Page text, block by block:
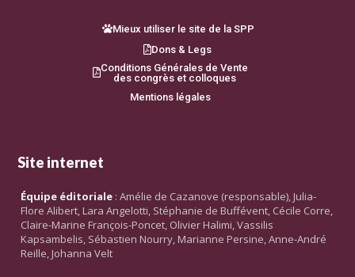
Mieux utiliser le site de la SPP
Dons & Legs
Conditions Générales de Vente
des congrès et colloques
Mentions légales
Site internet
Équipe éditoriale : Amélie de Cazanove (responsable), Julia-
Flore Alibert, Lara Angelotti, Stéphanie de Buffévent, Cécile Corre,
Claire-Marine François-Poncet, Olivier Halimi, Vassilis
Kapsambelis, Sébastien Nourry, Marianne Persine, Anne-André
Reille, Johanna Velt